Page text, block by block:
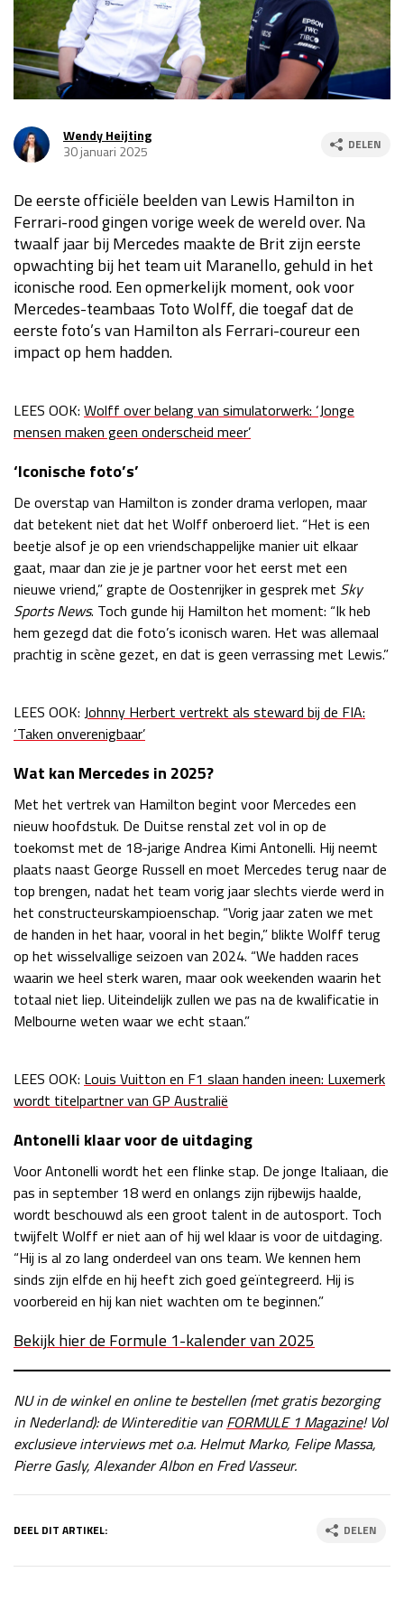
Race
za 13:00 - 15:00
GP VERENIGDE STATEN 2026 23 - 25 okt
Race
zo 21:00 - 23:00
GP MEXICO 2026 30 okt - 01 nov
Kwalificatie
za 22:00 - 23:00
Race
GP SÃO PAULO 2026 06 - 08 nov
Kwalificatie
za 19:00 - 20:00
Race
zo 18:00 - 20:00
Kwalificatie
GP QATAR 2026 27 - 29 nov
Race
zo 17:00 - 19:00
GP ABU DHABI 2026
Kwalificatie
za 15:00 - 16:00
Race
zo 14:00 - 16:00
Wendy Heijting
30 januari 2025
DELEN
De eerste officiële beelden van Lewis Hamilton in
Ferrari-rood gingen vorige week de wereld over. Na
twaalf jaar bij Mercedes maakte de Brit zijn eerste
opwachting bij het team uit Maranello, gehuld in het
iconische rood. Een opmerkelijk moment, ook voor
Mercedes-teambaas Toto Wolff, die toegaf dat de
eerste foto’s van Hamilton als Ferrari-coureur een
impact op hem hadden.
LEES OOK: Wolff over belang van simulatorwerk: ‘Jonge
mensen maken geen onderscheid meer’
‘Iconische foto’s’
De overstap van Hamilton is zonder drama verlopen, maar
dat betekent niet dat het Wolff onberoerd liet. “Het is een
beetje alsof je op een vriendschappelijke manier uit elkaar
gaat, maar dan zie je je partner voor het eerst met een
nieuwe vriend,” grapte de Oostenrijker in gesprek met Sky
Sports News. Toch gunde hij Hamilton het moment: “Ik heb
hem gezegd dat die foto’s iconisch waren. Het was allemaal
prachtig in scène gezet, en dat is geen verrassing met Lewis.”
LEES OOK: Johnny Herbert vertrekt als steward bij de FIA:
‘Taken onverenigbaar’
Wat kan Mercedes in 2025?
Met het vertrek van Hamilton begint voor Mercedes een
nieuw hoofdstuk. De Duitse renstal zet vol in op de
toekomst met de 18-jarige Andrea Kimi Antonelli. Hij neemt
plaats naast George Russell en moet Mercedes terug naar de
top brengen, nadat het team vorig jaar slechts vierde werd in
het constructeurskampioenschap. “Vorig jaar zaten we met
de handen in het haar, vooral in het begin,” blikte Wolff terug
op het wisselvallige seizoen van 2024. “We hadden races
waarin we heel sterk waren, maar ook weekenden waarin het
totaal niet liep. Uiteindelijk zullen we pas na de kwalificatie in
Melbourne weten waar we echt staan.”
LEES OOK: Louis Vuitton en F1 slaan handen ineen: Luxemerk
wordt titelpartner van GP Australië
Antonelli klaar voor de uitdaging
Voor Antonelli wordt het een flinke stap. De jonge Italiaan, die
pas in september 18 werd en onlangs zijn rijbewijs haalde,
wordt beschouwd als een groot talent in de autosport. Toch
twijfelt Wolff er niet aan of hij wel klaar is voor de uitdaging.
“Hij is al zo lang onderdeel van ons team. We kennen hem
sinds zijn elfde en hij heeft zich goed geïntegreerd. Hij is
voorbereid en hij kan niet wachten om te beginnen.”
Bekijk hier de Formule 1-kalender van 2025
NU in de winkel en online te bestellen (met gratis bezorging
in Nederland): de Wintereditie van FORMULE 1 Magazine! Vol
exclusieve interviews met o.a. Helmut Marko, Felipe Massa,
Pierre Gasly, Alexander Albon en Fred Vasseur.
DEEL DIT ARTIKEL: DELEN